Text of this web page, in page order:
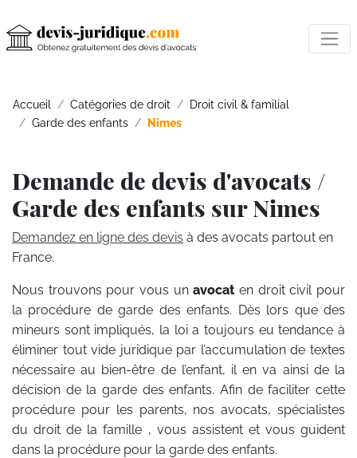
Accueil Catégories de droit
Droit civil & familial
Garde des enfants
Nimes
Demande de devis d'avocats /
Garde des enfants sur Nimes
Demandez en ligne des devis à des avocats partout en
France.
Nous trouvons pour vous unavocaten droit civil pour
la procédure de garde des enfants. Dès lors que des
mineurs sont impliqués, la loi a toujours eu tendance à
éliminer tout vide juridique par l’accumulation de textes
nécessaire au bien-être de l’enfant, il en va ainsi de la
décision de la garde des enfants. Afin de faciliter cette
procédure pour les parents, nos avocats, spécialistes
du droit de la famille , vous assistent et vous guident
dans la procédure pour la garde des enfants.